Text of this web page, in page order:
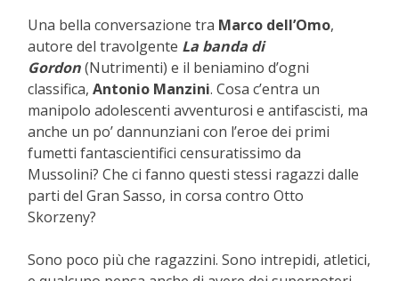
Una bella conversazione tra Marco dell’Omo,
autore del travolgente La banda di
Gordon(Nutrimenti) e il beniamino d’ogni
classifica, Antonio Manzini. Cosa c’entra un
manipolo adolescenti avventurosi e antifascisti, ma
anche un po’ dannunziani con l’eroe dei primi
fumetti fantascientifici censuratissimo da
Mussolini? Che ci fanno questi stessi ragazzi dalle
parti del Gran Sasso, in corsa contro Otto
Skorzeny?
Sono poco più che ragazzini. Sono intrepidi, atletici,